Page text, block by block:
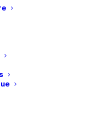
Jewel – Respirabilité et